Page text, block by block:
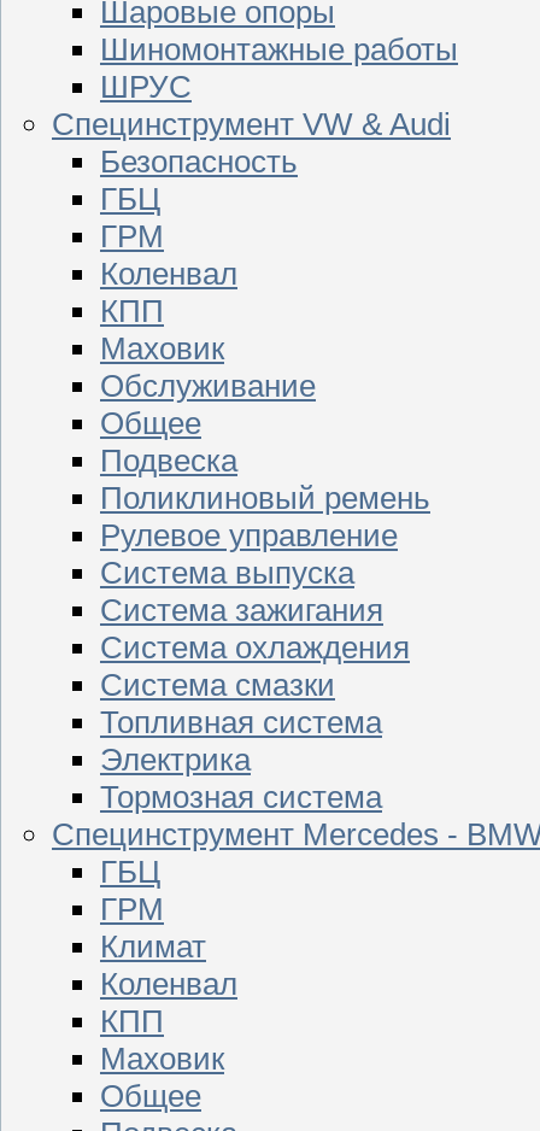
Шаровые опоры
Шиномонтажные работы
ШРУС
Специнструмент VW & Audi
Безопасность
ГБЦ
ГРМ
Коленвал
КПП
Маховик
Обслуживание
Общее
Подвеска
Поликлиновый ремень
Рулевое управление
Система выпуска
Система зажигания
Система охлаждения
Система смазки
Топливная система
Электрика
Тормозная система
Специнструмент Mercedes -
ГБЦ
ГРМ
Климат
Коленвал
КПП
Маховик
Общее